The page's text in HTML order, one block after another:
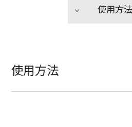
使用方法
使用方法